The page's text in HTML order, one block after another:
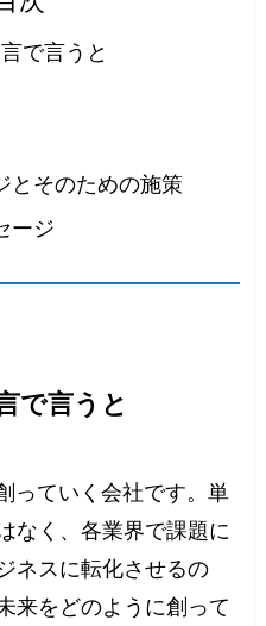
で言うと
とそのための施策
ージ
で言うと
っていく会社です。単
なく、各業界で課題に
ネスに転化させるの
来をどのように創って